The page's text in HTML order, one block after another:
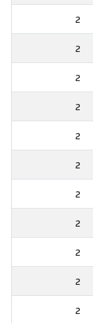
2
2
2
2
2
2
2
2
2
2
2